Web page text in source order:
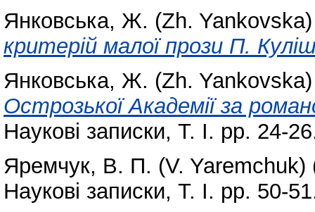
Янковська, Ж. (Zh. Yankovska)
критерій малої прози П.
Янковська, Ж. (Zh. Yankovska)
Острозької Академії за
Наукові записки, Т. І. pp. 24-
Яремчук, В. П. (V. Yaremchuk)
Наукові записки, Т. І. pp. 50-